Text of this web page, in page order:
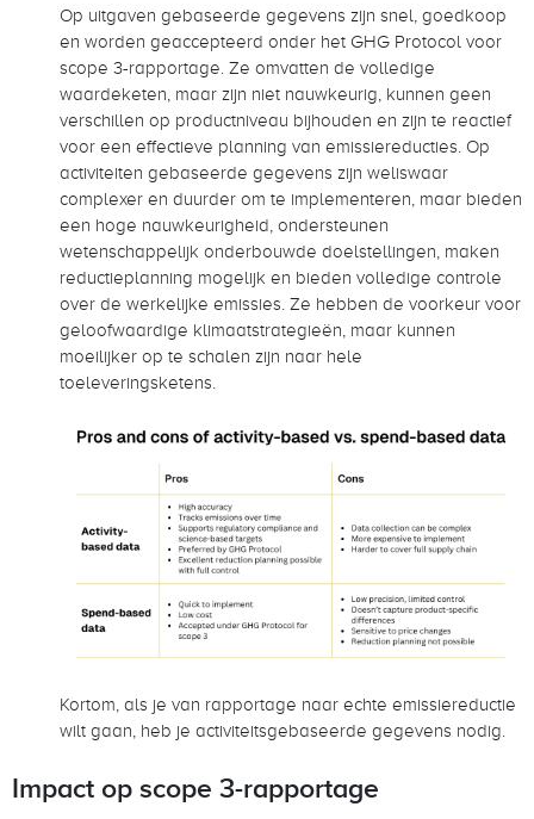
Op uitgaven gebaseerde gegevens zijn snel, goedkoop
en worden geaccepteerd onder het GHG Protocol voor
scope 3-rapportage. Ze omvatten de volledige
waardeketen, maar zijn niet nauwkeurig, kunnen geen
verschillen op productniveau bijhouden en zijn te reactief
voor een effectieve planning van emissiereducties. Op
activiteiten gebaseerde gegevens zijn weliswaar
complexer en duurder om te implementeren, maar bieden
een hoge nauwkeurigheid, ondersteunen
wetenschappelijk onderbouwde doelstellingen, maken
reductieplanning mogelijk en bieden volledige controle
over de werkelijke emissies. Ze hebben de voorkeur voor
geloofwaardige klimaatstrategieën, maar kunnen
moeilijker op te schalen zijn naar hele
toeleveringsketens.
Kortom, als je van rapportage naar echte emissiereductie
wilt gaan, heb je activiteitsgebaseerde gegevens nodig.
Impact op scope 3-rapportage